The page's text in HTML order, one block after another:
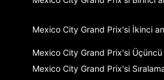
Mexico City Grand Prix'si İkinci
Mexico City Grand Prix'si
Mexico City Grand Prix'si